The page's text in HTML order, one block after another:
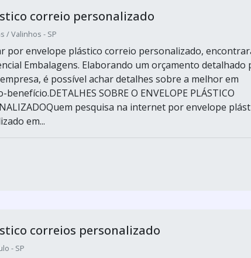
correio personalizado
/ Valinhos - SP
por envelope plástico correio personalizado,
Embalagens. Elaborando um orçamento detalhado
é possível achar detalhes sobre a melhor em
SOBRE O ENVELOPE PLÁSTICO
pesquisa na internet por envelope
em...
correios personalizado
- SP